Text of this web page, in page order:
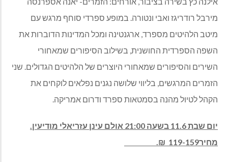
מירבל רודריגז ואבי ונטורה. במופע ספרדי סוחף מרגש עם
מיטב הלהיטים מספרד, ארגנטינה ומכל המדינות הדוברות את
השפה הספרדית החושנית, בשילוב הסיפורים שמאחורי
השירים והסיפורים שמאחורי היוצרים של הלהיטים הגדולים. שני
הזמרים המרגשים, בליווי שלושה נגנים נפלאים לוקחים את
הקהל לטיול מהנה בסמטאות ספרד ודרום אמריקה.
יום שבת 11.6 בשעה 21:00 אולם עינן עזריאלי מודיעין.
מחיר119-159 ₪.